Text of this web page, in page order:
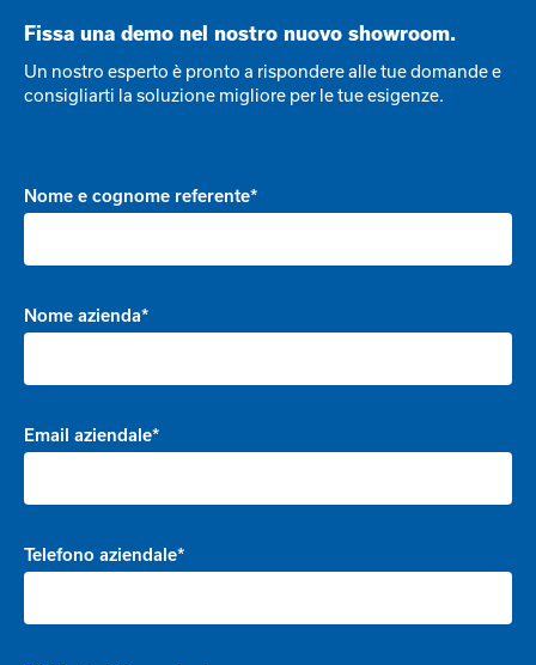
Fissa una demo nel nostro nuovo showroom.
Un nostro esperto è pronto a rispondere alle tue domande e
consigliarti la soluzione migliore per le tue esigenze.
Nome e cognome referente*
Nome azienda*
Email aziendale*
Telefono aziendale*